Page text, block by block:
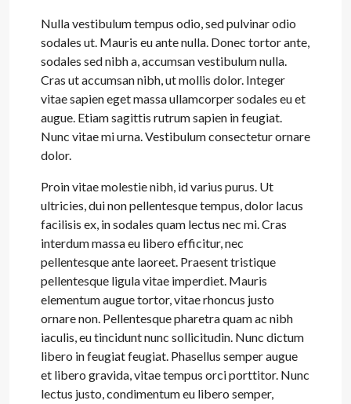
Nulla vestibulum tempus odio, sed pulvinar odio
sodales ut. Mauris eu ante nulla. Donec tortor ante,
sodales sed nibh a, accumsan vestibulum nulla.
Cras ut accumsan nibh, ut mollis dolor. Integer
vitae sapien eget massa ullamcorper sodales eu et
augue. Etiam sagittis rutrum sapien in feugiat.
Nunc vitae mi urna. Vestibulum consectetur ornare
dolor.
Proin vitae molestie nibh, id varius purus. Ut
ultricies, dui non pellentesque tempus, dolor lacus
facilisis ex, in sodales quam lectus nec mi. Cras
interdum massa eu libero efficitur, nec
pellentesque ante laoreet. Praesent tristique
pellentesque ligula vitae imperdiet. Mauris
elementum augue tortor, vitae rhoncus justo
ornare non. Pellentesque pharetra quam ac nibh
iaculis, eu tincidunt nunc sollicitudin. Nunc dictum
libero in feugiat feugiat. Phasellus semper augue
et libero gravida, vitae tempus orci porttitor. Nunc
lectus justo, condimentum eu libero semper,